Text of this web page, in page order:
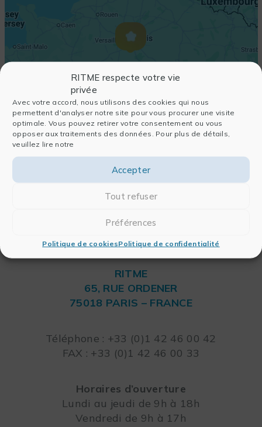
RITME respecte votre vie
privée
Avec votre accord, nous utilisons des cookies qui nous
permettent d'analyser notre site pour vous procurer une visite
optimale. Vous pouvez retirer votre consentement ou vous
opposer aux traitements des données. Pour plus de détails,
veuillez lire notre
Accepter
Tout refuser
Préférences
Politique de cookiesPolitique de confidentialité
RITME
65, RUE ORDENER
75018 PARIS – FRANCE
Téléphone : +33 (0)1 42 46 00 42
FAX : +33 (0)1 42 46 00 33
Horaires d’ouverture
Lundi au jeudi de 9h à 18h
Vendredi de 9h à 17h